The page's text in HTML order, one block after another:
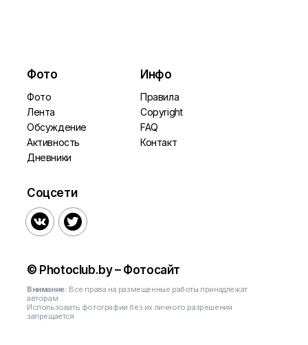
Фото
Фото
Лента
Обсуждение
Активность
Дневники
Инфо
Правила
Copyright
FAQ
Контакт
Соцсети
 
© Photoclub.by – Фотосайт
Внимание: Все права на размещенные работы принадлежат
авторам
Использовать фотографии без их личного разрешения
запрещается